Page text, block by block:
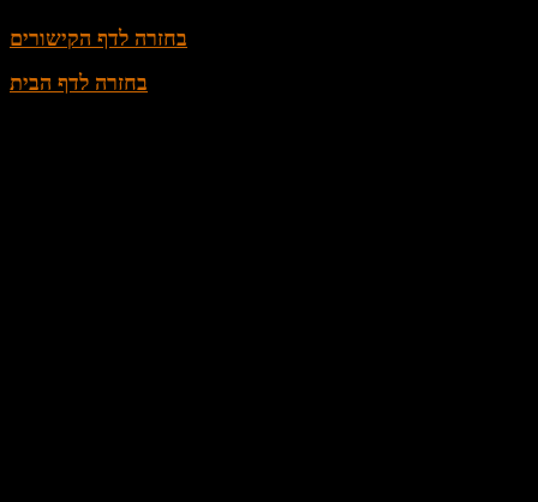
בחזרה לדף הקישורים
בחזרה לדף הבית